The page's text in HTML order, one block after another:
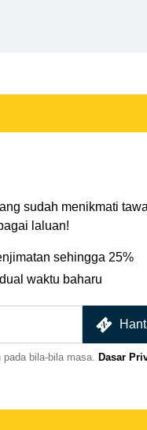
sudah menikmati
laluan!
sehingga 25%
waktu baharu
bila-bila masa. Dasar